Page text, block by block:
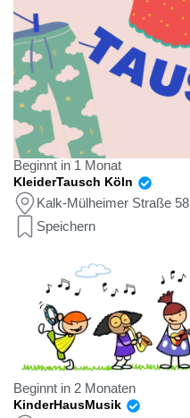
Beginnt in 1 Monat
KleiderTausch Köln
Kalk-Mülheimer Straße 58
Speichern
Beginnt in 2 Monaten
KinderHausMusik